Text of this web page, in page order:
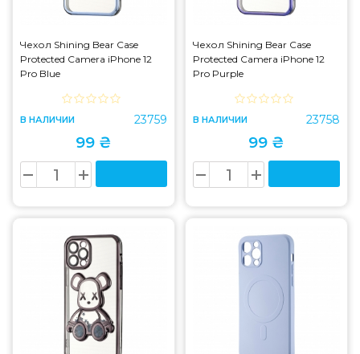
Чехол Shining Bear Case
Protected Camera iPhone 12
Pro Blue
В НАЛИЧИИ 23759
99 ₴
Чехол Shining Bear Case
Protected Camera iPhone 12
Pro Purple
В НАЛИЧИИ 23758
99 ₴